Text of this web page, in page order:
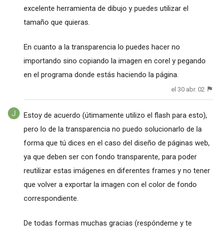
excelente herramienta de dibujo y puedes utilizar el
tamaño que quieras.
En cuanto a la transparencia lo puedes hacer no
importando sino copiando la imagen en corel y pegando
en el programa donde estás haciendo la página.
el 30 abr. 02
Estoy de acuerdo (útimamente utilizo el flash para esto),
pero lo de la transparencia no puedo solucionarlo de la
forma que tú dices en el caso del diseño de páginas web,
ya que deben ser con fondo transparente, para poder
reutilizar estas imágenes en diferentes frames y no tener
que volver a exportar la imagen con el color de fondo
correspondiente.
De todas formas muchas gracias (respóndeme y te